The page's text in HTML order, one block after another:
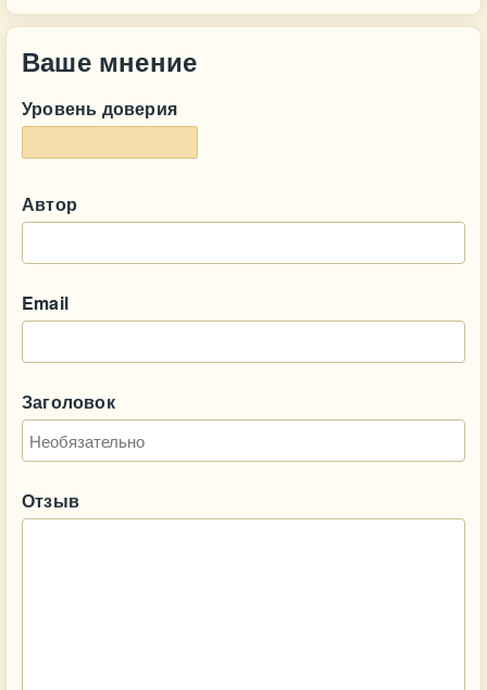
Ваше мнение
Уровень доверия
Автор
Email
Заголовок
Отзыв